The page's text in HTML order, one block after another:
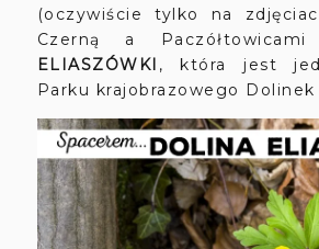
(oczywiście tylko na
Czerną a
ELIASZÓWKI , która jest
Parku krajobrazowego Dolinek